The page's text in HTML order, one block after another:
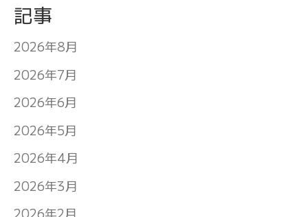
記事
2026年8月
2026年7月
2026年6月
2026年5月
2026年4月
2026年3月
2026年2月